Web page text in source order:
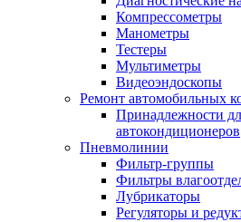
Компрессометры
Манометры
Тестеры
Мультиметры
Видеоэндоскопы
Ремонт автомобильных
Принадлежности
автокондиционеров
Пневмолинии
Фильтр-группы
Фильтры
Лубрикаторы
Регуляторы и